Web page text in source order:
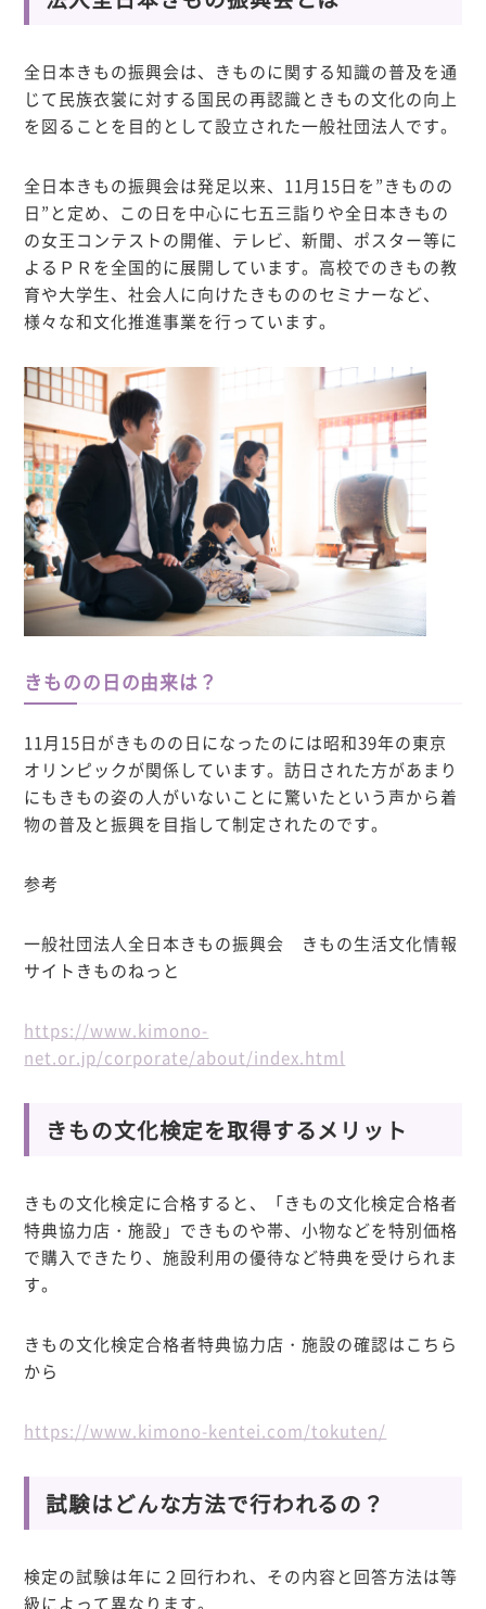
全日本きもの振興会は、きものに関する知識の普及を通
じて民族衣裳に対する国民の再認識ときもの文化の向上
を図ることを目的として設立された一般社団法人です。
全日本きもの振興会は発足以来、 11月15日を”きものの
日” と定め、この日を中心に七五三詣りや全日本きもの
の女王コンテストの開催、テレビ、新聞、ポスター等に
よるＰＲを全国的に展開しています。高校でのきもの教
育や大学生、社会人に向けたきもののセミナーなど、
様々な和文化推進事業を行っています。
きものの日の由来は？
11月15日がきものの日になったのには昭和39年の東京
オリンピックが関係しています。訪日された方があまり
にもきもの姿の人がいないことに驚いたという声から着
物の普及と振興を目指して制定されたのです。
参考
一般社団法人全日本きもの振興会 きもの生活文化情報
サイトきものねっと
https://www.kimono-
net.or.jp/corporate/about/index.html
きもの文化検定を取得するメリット
きもの文化検定に合格すると、「きもの文化検定合格者
特典協力店・施設」できものや帯、小物などを特別価格
で購入できたり、施設利用の優待など特典を受けられま
す。
きもの文化検定合格者特典協力店・施設の確認はこちら
から
https://www.kimono-kentei.com/tokuten/
試験はどんな方法で行われるの？
検定の試験は年に２回行われ、その内容と回答方法は等
級によって異なります。